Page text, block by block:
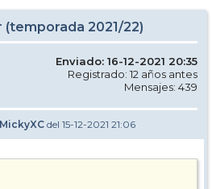
(temporada 2021/22)
Enviado: 16-12-2021 20:35
Registrado: 12 años antes
Mensajes: 439
MickyXC del 15-12-2021 21:06